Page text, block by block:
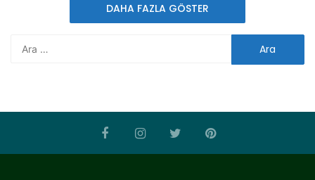
DAHA FAZLA GÖSTER